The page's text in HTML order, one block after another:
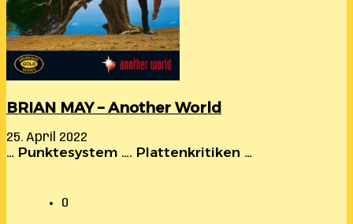
BRIAN MAY – Another World
25. April 2022
… Punktesystem …. Plattenkritiken …
0